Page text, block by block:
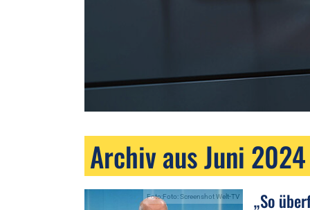
Archiv aus Juni 2024
Foto:Foto: Screenshot Welt-TV
„So